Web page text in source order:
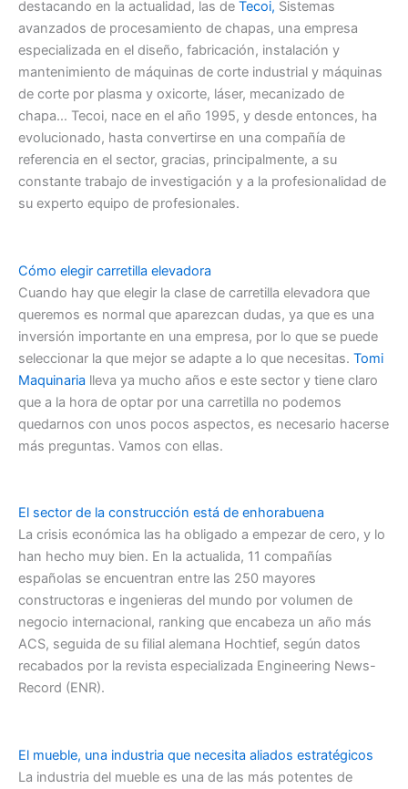
destacando en la actualidad, las de Tecoi, Sistemas
avanzados de procesamiento de chapas, una empresa
especializada en el diseño, fabricación, instalación y
mantenimiento de máquinas de corte industrial y máquinas
de corte por plasma y oxicorte, láser, mecanizado de
chapa… Tecoi, nace en el año 1995, y desde entonces, ha
evolucionado, hasta convertirse en una compañía de
referencia en el sector, gracias, principalmente, a su
constante trabajo de investigación y a la profesionalidad de
su experto equipo de profesionales.
Cómo elegir carretilla elevadora
Cuando hay que elegir la clase de carretilla elevadora que
queremos es normal que aparezcan dudas, ya que es una
inversión importante en una empresa, por lo que se puede
seleccionar la que mejor se adapte a lo que necesitas. Tomi
Maquinaria lleva ya mucho años e este sector y tiene claro
que a la hora de optar por una carretilla no podemos
quedarnos con unos pocos aspectos, es necesario hacerse
más preguntas. Vamos con ellas.
El sector de la construcción está de enhorabuena
La crisis económica las ha obligado a empezar de cero, y lo
han hecho muy bien. En la actualida, 11 compañías
españolas se encuentran entre las 250 mayores
constructoras e ingenieras del mundo por volumen de
negocio internacional, ranking que encabeza un año más
ACS, seguida de su filial alemana Hochtief, según datos
recabados por la revista especializada Engineering News-
Record (ENR).
El mueble, una industria que necesita aliados estratégicos
La industria del mueble es una de las más potentes de